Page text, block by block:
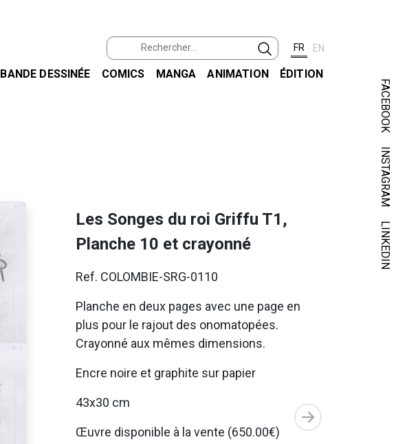
FR EN
BANDE DESSINÉE COMICS MANGA ANIMATION ÉDITION
FACEBOOK
INSTAGRAM
LINKEDIN
Les Songes du roi Griffu T1,
Planche 10 et crayonné
Ref. COLOMBIE-SRG-0110
Planche en deux pages avec une page en
plus pour le rajout des onomatopées.
Crayonné aux mêmes dimensions.
Encre noire et graphite sur papier
43x30 cm
Œuvre disponible à la vente (650.00€)